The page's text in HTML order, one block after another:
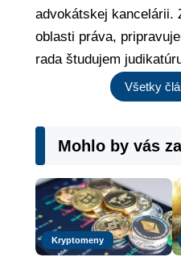
advokátskej kancelárii.
oblasti práva,
rada študujem
Všetky
Mohlo by vás
Kryptomeny